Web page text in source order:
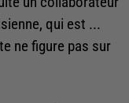
qui est ...
ne figure pas sur